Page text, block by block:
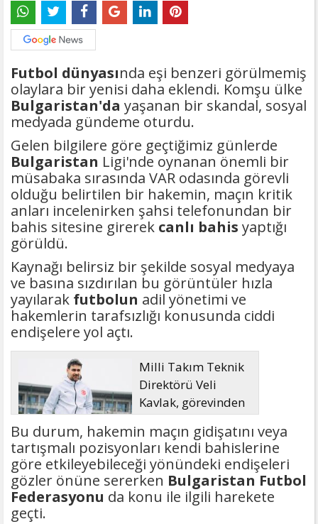
Futbol dünyasında eşi benzeri görülmemiş
olaylara bir yenisi daha eklendi. Komşu ülke
Bulgaristan'da yaşanan bir skandal, sosyal
medyada gündeme oturdu.
Gelen bilgilere göre geçtiğimiz günlerde
Bulgaristan Ligi'nde oynanan önemli bir
müsabaka sırasında VAR odasında görevli
olduğu belirtilen bir hakemin, maçın kritik
anları incelenirken şahsi telefonundan bir
bahis sitesine girerek canlı bahis yaptığı
görüldü.
Kaynağı belirsiz bir şekilde sosyal medyaya
ve basına sızdırılan bu görüntüler hızla
yayılarak futbolun adil yönetimi ve
hakemlerin tarafsızlığı konusunda ciddi
endişelere yol açtı.
Milli Takım Teknik
Direktörü Veli
Kavlak, görevinden
ayrıldı
Bu durum, hakemin maçın gidişatını veya
tartışmalı pozisyonları kendi bahislerine
göre etkileyebileceği yönündeki endişeleri
gözler önüne sererken Bulgaristan Futbol
Federasyonu da konu ile ilgili harekete
geçti.